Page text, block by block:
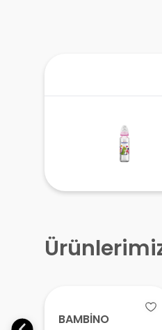
BAMBİNO